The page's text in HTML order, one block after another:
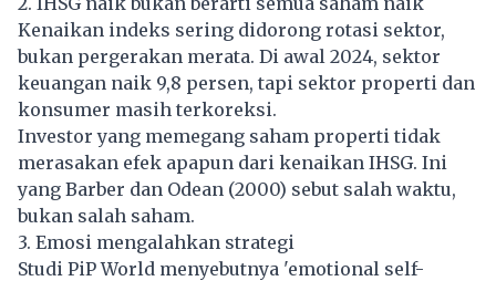
Kenaikan indeks sering didorong rotasi sektor,
bukan pergerakan merata. Di awal 2024, sektor
keuangan naik 9,8 persen, tapi sektor properti dan
konsumer masih terkoreksi.
Investor yang memegang saham properti tidak
merasakan efek apapun dari kenaikan IHSG. Ini
yang Barber dan Odean (2000) sebut salah waktu,
bukan salah saham.
3. Emosi mengalahkan strategi
Studi PiP World menyebutnya 'emotional self-